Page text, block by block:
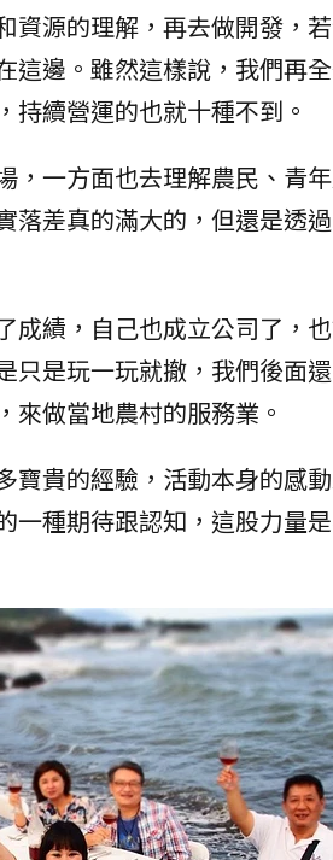
源的理解，再去做開發，
邊。雖然這樣說，我們再
持續營運的也就十種不到。
一方面也去理解農民、青
落差真的滿大的，但還是透
績，自己也成立公司了，
是玩一玩就撤，我們後面
來做當地農村的服務業。
寶貴的經驗，活動本身的感
種期待跟認知，這股力量